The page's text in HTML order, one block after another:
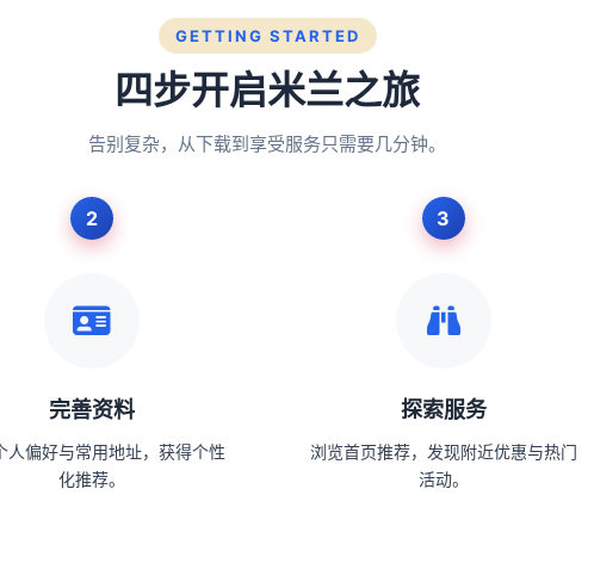
GETTING STARTED
四步开启米兰之旅
告别复杂，从下载到享受服务只需要几分钟。
完善资料
人偏好与常用地址，获得个性
化推荐。
探索服务
浏览首页推荐，发现附近优惠与热门
活动。